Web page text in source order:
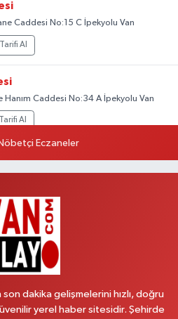
Caddesi No:15 C İpekyolu Van
Al
Caddesi No:34 A İpekyolu Van
Al
Bulvarı No:102 F Erciş Van
Al
No:6 Gürpınar Van
Al
Eczaneler
dakika gelişmelerini hızlı, doğru
yerel haber sitesidir. Şehirde